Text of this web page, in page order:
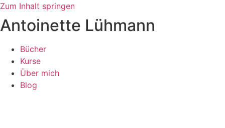
Zum Inhalt springen
Antoinette Lühmann
Bücher
Kurse
Über mich
Blog